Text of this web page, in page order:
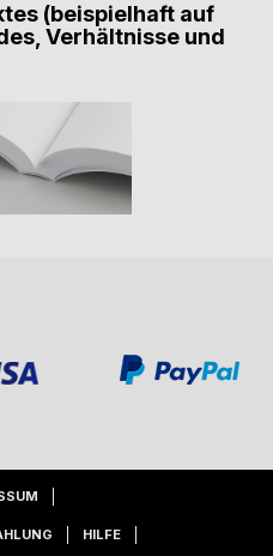
(beispielhaft auf
Verhältnisse und
HILFE